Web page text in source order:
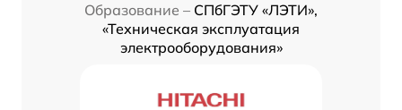
Образование – СПбГЭТУ «ЛЭТИ»,
«Техническая эксплуатация
электрооборудования»